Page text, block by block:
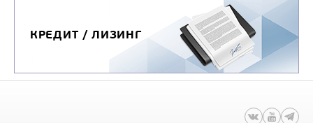
Макс. мощность, кВт
Макс. потребляемая эл.
мощность, Вт
Макс. расход топлива,
КРЕДИТ / ЛИЗИНГ